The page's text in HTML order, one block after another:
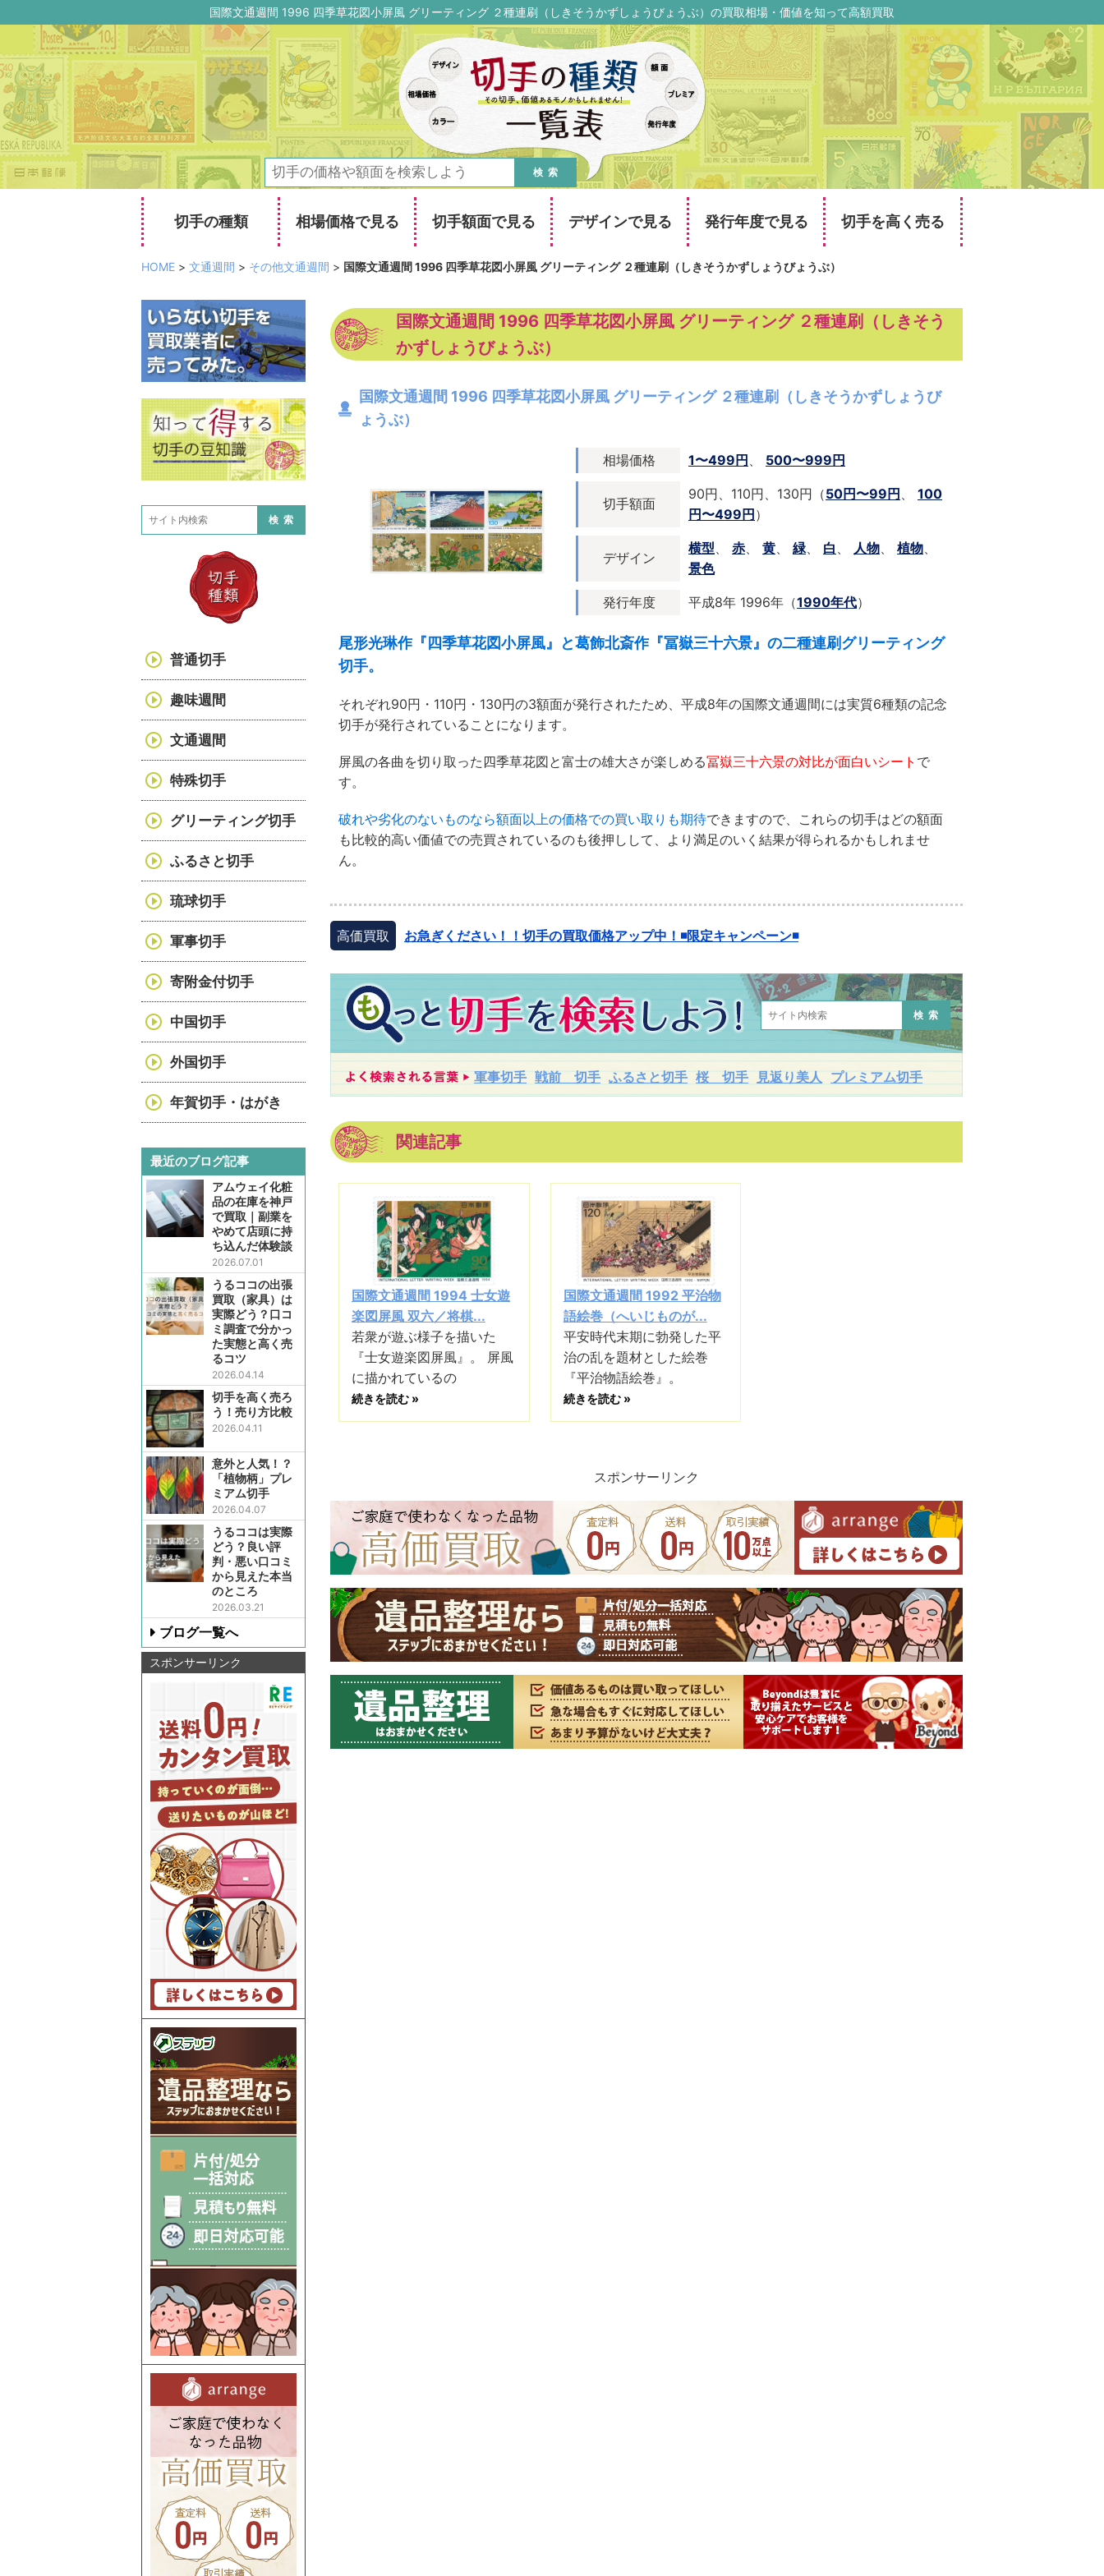
国際文通週間 1996 四季草花図小屏風 グリーティング ２種連刷（しきそうかずしょうびょうぶ）の買取相場・価値を知って高額買取
検索
切手の種類 相場価格で見る 切手額面で見る デザインで見る 発行年度で見る 切手を高く売る
HOME > 文通週間 > その他文通週間 > 国際文通週間 1996 四季草花図小屏風 グリーティング ２種連刷（しきそうかずしょうびょうぶ）
国際文通週間 1996 四季草花図小屏風 グリーティング ２種連刷（しきそう
かずしょうびょうぶ）
国際文通週間 1996 四季草花図小屏風 グリーティング ２種連刷（しきそうかずしょうび
ょうぶ）
相場価格 1〜499円 、 500〜999円
切手額面
90円、110円、130円（50円〜99円 、 100
円〜499円 ）
デザイン
横型、 赤、 黄、 緑、 白 、 人物、 植物、
景色
発行年度 平成8年 1996年（1990年代）
尾形光琳作『四季草花図小屏風』と葛飾北斎作『冨嶽三十六景』の二種連刷グリーティング
切手。
それぞれ90円・110円・130円の3額面が発行されたため、平成8年の国際文通週間には実質6種類の記念
切手が発行されていることになります。
屏風の各曲を切り取った四季草花図と富士の雄大さが楽しめる冨嶽三十六景の対比が面白いシート で
す。
破れや劣化のないものなら額面以上の価格での買い取りも期待できますので、これらの切手はどの額面
も比較的高い価値での売買されているのも後押しして、より満足のいく結果が得られるかもしれませ
ん。
高価買取 お急ぎください！！切手の買取価格アップ中！◾️限定キャンペーン◾️
検索
軍事切手 戦前 切手 ふるさと切手 桜 切手 見返り美人 プレミアム切手
関連記事
国際文通週間 1994 士女遊
楽図屏風 双六／将棋...
若衆が遊ぶ様子を描いた
『士女遊楽図屏風』。 屏風
に描かれているの
続きを読む »
国際文通週間 1992 平治物
語絵巻（へいじものが...
平安時代末期に勃発した平
治の乱を題材とした絵巻
『平治物語絵巻』。
続きを読む »
スポンサーリンク
検索
普通切手
趣味週間
文通週間
特殊切手
グリーティング切手
ふるさと切手
琉球切手
軍事切手
寄附金付切手
中国切手
外国切手
年賀切手・はがき
最近のブログ記事
アムウェイ化粧
品の在庫を神戸
で買取｜副業を
やめて店頭に持
ち込んだ体験談
2026.07.01
うるココの出張
買取（家具）は
実際どう？口コ
ミ調査で分かっ
た実態と高く売
るコツ
2026.04.14
切手を高く売ろ
う！売り方比較
2026.04.11
意外と人気！？
「植物柄」プレ
ミアム切手
2026.04.07
うるココは実際
どう？良い評
判・悪い口コミ
から見えた本当
のところ
2026.03.21
ブログ一覧へ
スポンサーリンク